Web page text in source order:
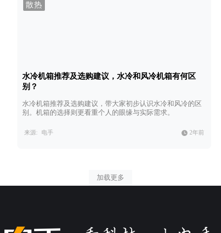
散热
水冷机箱推荐及选购建议，水冷和风冷机箱有何区
别？
水冷机箱推荐及选购建议，带大家初步认识水冷和风冷的区
别。机箱的选择则更看重个人的眼缘与实际需求。
来源: 电手 2年前
加载更多